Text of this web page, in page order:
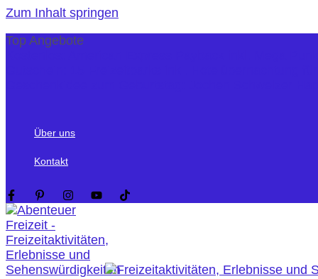
Zum Inhalt springen
Top Angebote
Über uns
Kontakt